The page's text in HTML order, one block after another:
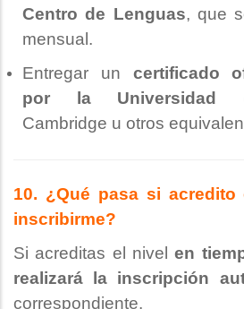
Centro de Lenguas, que
mensual.
Entregar un certificado
por la Universidad
Cambridge u otros
10. ¿Qué pasa si
inscribirme?
Si acreditas el nivelen
realizará la inscripción
correspondiente.